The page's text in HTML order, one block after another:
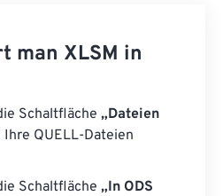
man XLSM in
Schaltfläche „Dateien
Ihre QUELL-Dateien
Schaltfläche „In ODS